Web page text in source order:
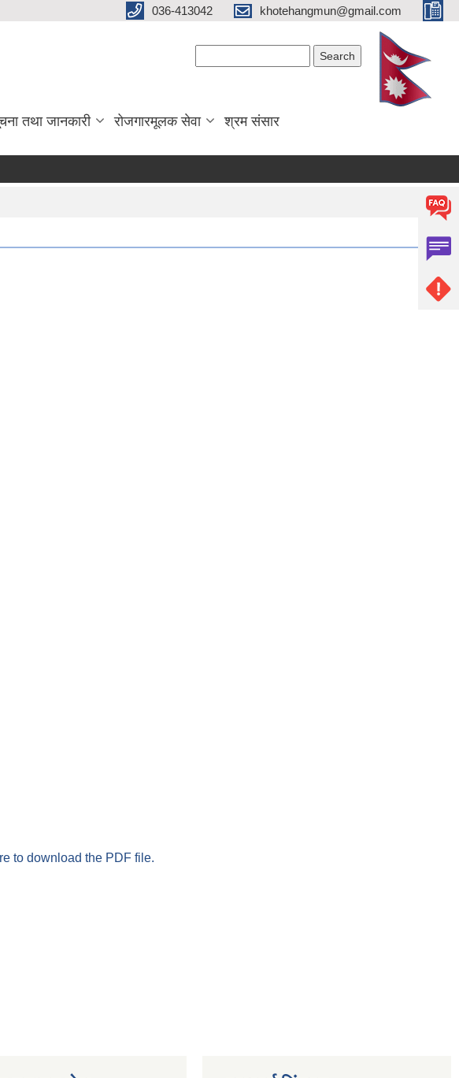
036-413042 khotehangmun@gmail.com
तथा जानकारी रोजगारमूलक सेवा श्रम संसार
to download the PDF file.